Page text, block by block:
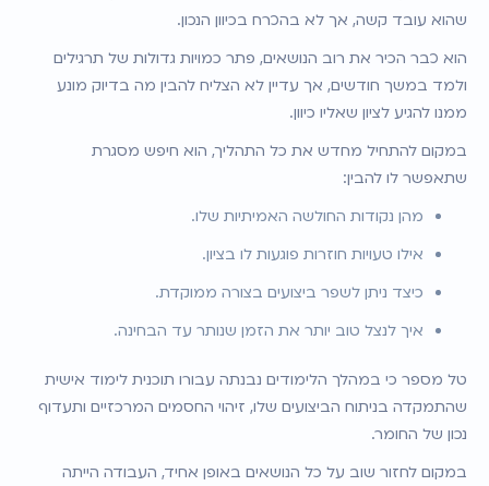
שהוא עובד קשה, אך לא בהכרח בכיוון הנכון.
הוא כבר הכיר את רוב הנושאים, פתר כמויות גדולות של תרגילים
ולמד במשך חודשים, אך עדיין לא הצליח להבין מה בדיוק מונע
ממנו להגיע לציון שאליו כיוון.
במקום להתחיל מחדש את כל התהליך, הוא חיפש מסגרת
שתאפשר לו להבין:
מהן נקודות החולשה האמיתיות שלו.
אילו טעויות חוזרות פוגעות לו בציון.
כיצד ניתן לשפר ביצועים בצורה ממוקדת.
איך לנצל טוב יותר את הזמן שנותר עד הבחינה.
טל מספר כי במהלך הלימודים נבנתה עבורו תוכנית לימוד אישית
שהתמקדה בניתוח הביצועים שלו, זיהוי החסמים המרכזיים ותעדוף
נכון של החומר.
במקום לחזור שוב על כל הנושאים באופן אחיד, העבודה הייתה